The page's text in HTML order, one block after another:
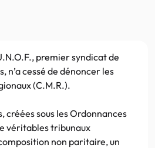
premier syndicat de
n’a cessé de dénoncer les
(C.M.R.).
créées sous les Ordonnances
véritables tribunaux
non paritaire, un